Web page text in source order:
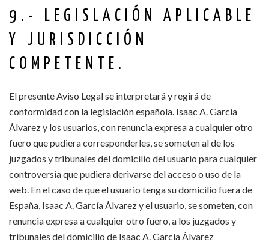
9.- LEGISLACIÓN APLICABLE
Y JURISDICCIÓN
COMPETENTE.
El presente Aviso Legal se interpretará y regirá de
conformidad con la legislación española. Isaac A. García
Álvarez y los usuarios, con renuncia expresa a cualquier otro
fuero que pudiera corresponderles, se someten al de los
juzgados y tribunales del domicilio del usuario para cualquier
controversia que pudiera derivarse del acceso o uso de la
web. En el caso de que el usuario tenga su domicilio fuera de
España, Isaac A. García Álvarez y el usuario, se someten, con
renuncia expresa a cualquier otro fuero, a los juzgados y
tribunales del domicilio de Isaac A. García Álvarez